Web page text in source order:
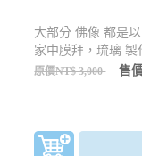
大部分 佛像 都是
家中膜拜，琉璃
也不失莊嚴感，還
原價NT$ 3,000 售